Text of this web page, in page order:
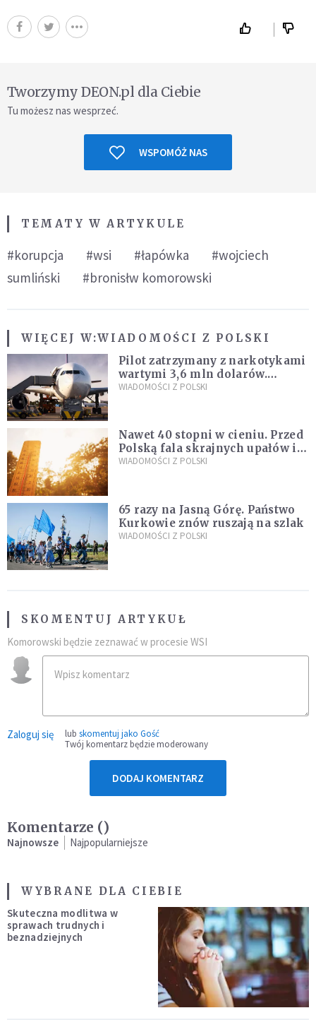
Tworzymy DEON.pl dla Ciebie
Tu możesz nas wesprzeć.
WSPOMÓŻ NAS
TEMATY W ARTYKULE
#korupcja #wsi #łapówka
#wojciech
sumliński
#bronisłw komorowski
WIĘCEJ W:WIADOMOŚCI Z POLSKI
Pilot zatrzymany z narkotykami
wartymi 3,6 mln dolarów.
Śledczy podejrzewają, że latał
WIADOMOŚCI Z POLSKI
Nawet 40 stopni w cieniu. Przed
Polską fala skrajnych upałów i
gwałtowne burze
WIADOMOŚCI Z POLSKI
65 razy na Jasną Górę. Państwo
Kurkowie znów ruszają na szlak
WIADOMOŚCI Z POLSKI
SKOMENTUJ ARTYKUŁ
Komorowski będzie zeznawać w procesie WSI
Zaloguj się lub skomentuj jako Gość
Twój komentarz będzie moderowany
DODAJ KOMENTARZ
Komentarze ()
Najnowsze Najpopularniejsze
WYBRANE DLA CIEBIE
Skuteczna modlitwa w
sprawach trudnych i
beznadziejnych